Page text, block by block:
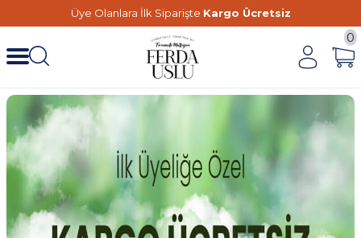
Üye Olanlara İlk Siparişte Kargo Ücretsiz
0